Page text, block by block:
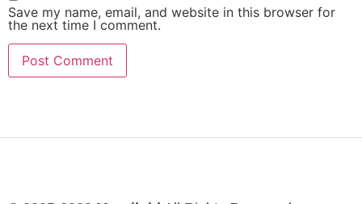
Save my name, email, and website in this browser for
the next time I comment.